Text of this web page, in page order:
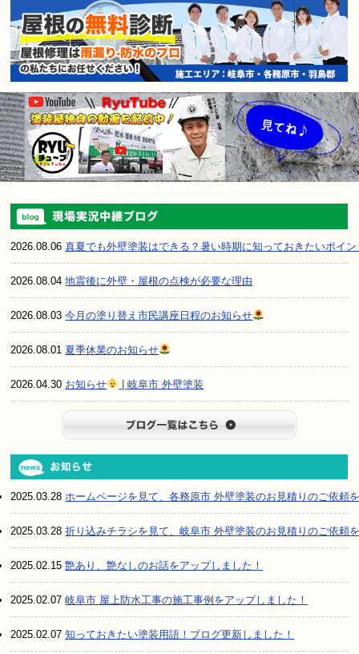
2026.08.06真夏でも外壁塗装はできる？暑い時期に知っておきたいポイン
2026.08.04地震後に外壁・屋根の点検が必要な理由
2026.08.03今月の塗り替え市民講座日程のお知らせ
2026.08.01 夏季休業のお知らせ
2026.04.30 お知らせ | 岐阜市 外壁塗装
2025.03.28ホームページを見て、各務原市 外壁塗装のお見積りのご依頼
2025.03.28折り込みチラシを見て、岐阜市 外壁塗装のお見積りのご依頼
2025.02.15艶あり、艶なしのお話をアップしました！
2025.02.07岐阜市 屋上防水工事の施工事例をアップしました！
2025.02.07知っておきたい塗装用語！ブログ更新しました！